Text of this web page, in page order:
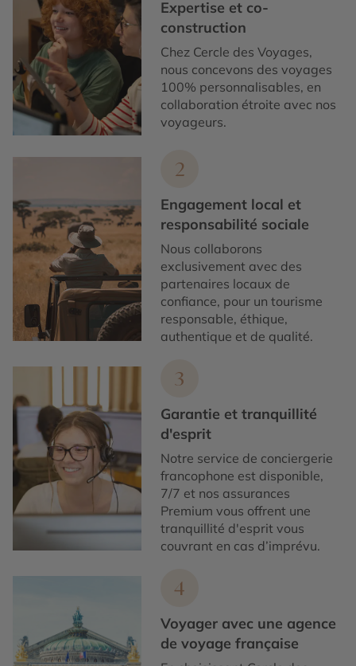
Expertise et co-
construction
Chez Cercle des Voyages,
nous concevons des voyages
100% personnalisables, en
collaboration étroite avec nos
voyageurs.
2
Engagement local et
responsabilité sociale
Nous collaborons
exclusivement avec des
partenaires locaux de
confiance, pour un tourisme
responsable, éthique,
authentique et de qualité.
3
Garantie et tranquillité
d'esprit
Notre service de conciergerie
francophone est disponible,
7/7 et nos assurances
Premium vous offrent une
tranquillité d'esprit vous
couvrant en cas d’imprévu.
4
Voyager avec une agence
de voyage française